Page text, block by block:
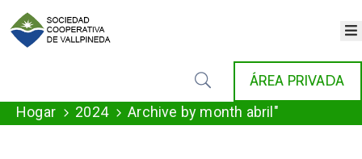
×
SERVICIOS
ÁREA PRIVADA
Hogar 2024 Archive by month abril"